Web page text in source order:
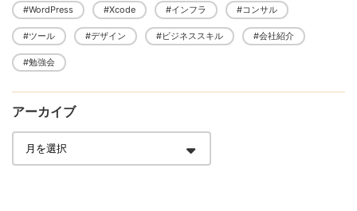
#WordPress #Xcode #インフラ #コンサル
#ツール #デザイン #ビジネススキル #会社紹介
#勉強会
アーカイブ